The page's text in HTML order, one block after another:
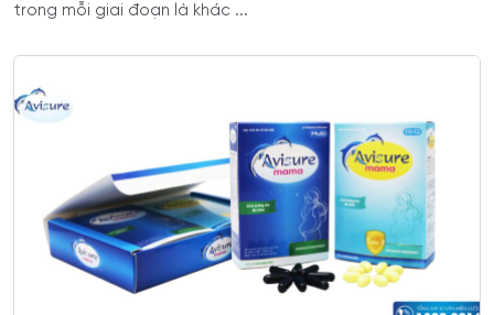
trong mỗi giai đoạn là khác ...